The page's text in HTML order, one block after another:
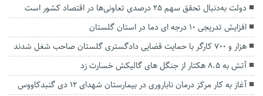
دولت به‌دنبال تحقق سهم ۲۵ درصدی تعاونی‌ها در اقتصاد کشور است
افزایش تدریجی ۱۰ درجه ای دما در استان گلستان
هزار و ۷۰۰ کارگر با حمایت قضایی دادگستری گلستان صاحب شغل شدند
آتش به ۸.۵ هکتار از جنگل های گالیکش خسارت زد
آغاز به کار مرکز درمان ناباروری در بیمارستان شهدای ۱۲ دی گنبدکاووس